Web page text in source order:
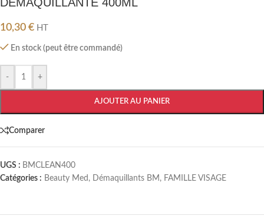
10,30 € HT
En stock (peut être commandé)
- +
AJOUTER AU PANIER
Comparer
UGS : BMCLEAN400
Catégories : Beauty Med , Démaquillants BM , FAMILLE VISAGE